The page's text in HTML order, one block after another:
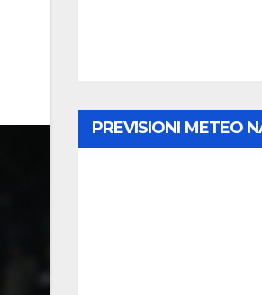
PREVISIONI METEO